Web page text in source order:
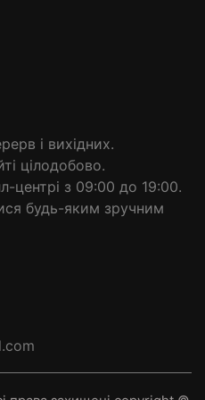
і вихідних.
цілодобово.
центрі з 09:00 до 19:00.
будь-яким зручним